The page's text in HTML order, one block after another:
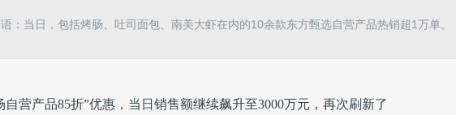
：当日，包括烤肠、吐司面包、南美大虾在内的10余款东方甄选自营产品热销超1万单。
营产品85折”优惠，当日销售额继续飙升至3000万元，再次刷新了